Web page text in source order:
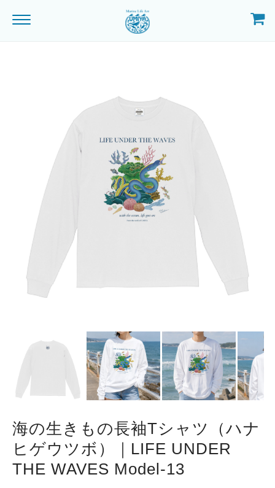
海の生きもの長袖Tシャツ（ハナ
ヒゲウツボ）｜LIFE UNDER
THE WAVES Model-13